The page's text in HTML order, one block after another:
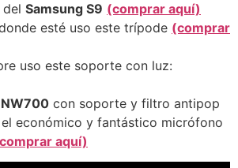
Samsung S9 (comprar aquí)
esté uso este trípode (comprar
uso este soporte con luz:
con soporte y filtro antipop
económico y fantástico micrófono
aquí)